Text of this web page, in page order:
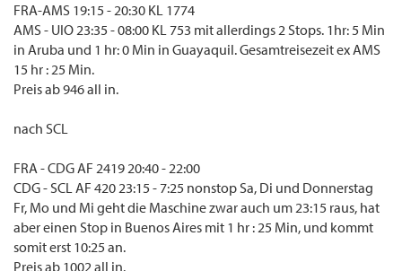
FRA-AMS 19:15 - 20:30 KL 1774
AMS - UIO 23:35 - 08:00 KL 753 mit allerdings 2 Stops. 1hr: 5 Min
in Aruba und 1 hr: 0 Min in Guayaquil. Gesamtreisezeit ex AMS
15 hr : 25 Min.
Preis ab 946 all in.
nach SCL
FRA - CDG AF 2419 20:40 - 22:00
CDG - SCL AF 420 23:15 - 7:25 nonstop Sa, Di und Donnerstag
Fr, Mo und Mi geht die Maschine zwar auch um 23:15 raus, hat
aber einen Stop in Buenos Aires mit 1 hr : 25 Min, und kommt
somit erst 10:25 an.
Preis ab 1002 all in.